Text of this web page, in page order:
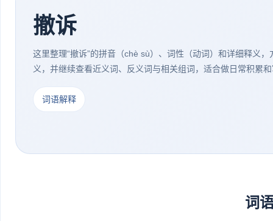
撤诉
这里整理“撤诉”的拼音（chè sù）、词性（动词）和详细释义
义，并继续查看近义词、反义词与相关组词，适合做日常积累
词语解释
词